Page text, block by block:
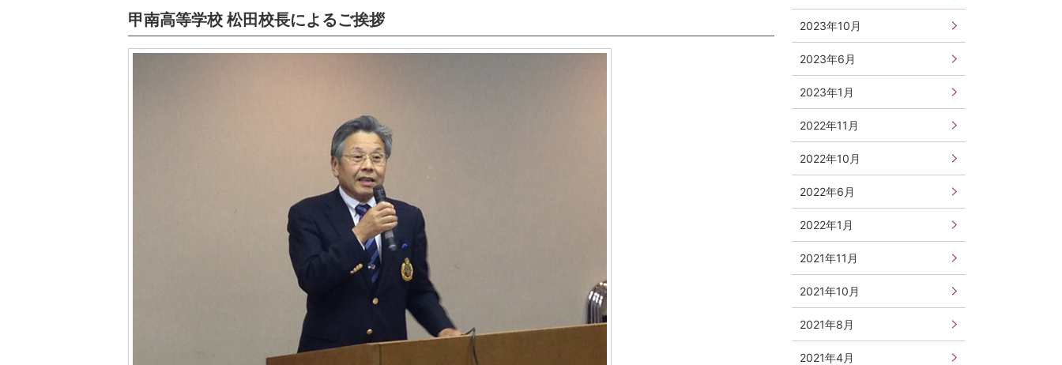
甲南高等学校 松田校長によるご挨拶 2023年10月
2023年6月
2023年1月
2022年11月
2022年10月
2022年6月
2022年1月
2021年11月
2021年10月
2021年8月
2021年4月